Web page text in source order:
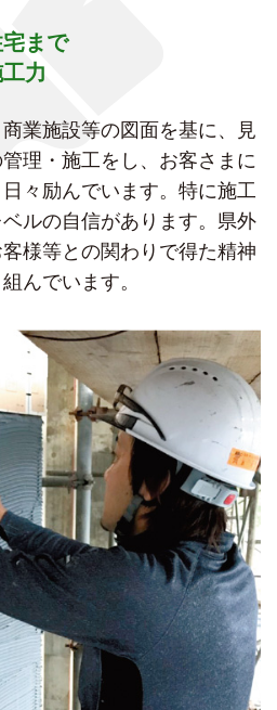
まで
力
業施設等の図面を基に、見
理・施工をし、お客さまに
々励んでいます。特に施工
ルの自信があります。県外
様等との関わりで得た精神
んでいます。